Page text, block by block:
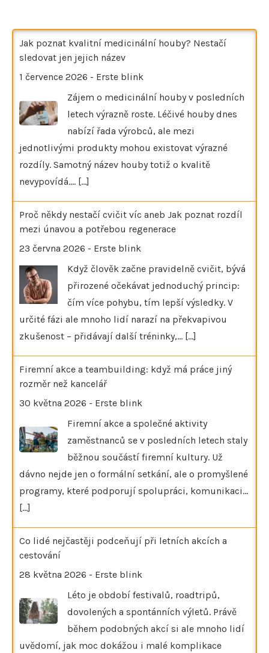
Jak poznat kvalitní medicinální houby? Nestačí
sledovat jen jejich název
1 července 2026 - Erste blink
Zájem o medicinální houby v posledních
letech výrazně roste. Léčivé houby dnes
nabízí řada výrobců, ale mezi
jednotlivými produkty mohou existovat výrazné
rozdíly. Samotný název houby totiž o kvalitě
nevypovídá.… [...]
Proč někdy nestačí cvičit víc aneb Jak poznat rozdíl
mezi únavou a potřebou regenerace
23 června 2026 - Erste blink
Když člověk začne pravidelně cvičit, bývá
přirozené očekávat jednoduchý princip:
čím více pohybu, tím lepší výsledky. V
určité fázi ale mnoho lidí narazí na překvapivou
zkušenost – přidávají další tréninky,… [...]
Firemní akce a teambuilding: když má práce jiný
rozměr než kancelář
30 května 2026 - Erste blink
Firemní akce a společné aktivity
zaměstnanců se v posledních letech staly
běžnou součástí firemní kultury. Už
dávno nejde jen o formální setkání, ale o promyšlené
programy, které podporují spolupráci, komunikaci…
[...]
Co lidé nejčastěji podceňují při letních akcích a
cestování
28 května 2026 - Erste blink
Léto je období festivalů, roadtripů,
dovolených a spontánních výletů. Právě
během podobných akcí si ale mnoho lidí
uvědomí, jak moc dokážou i malé komplikace